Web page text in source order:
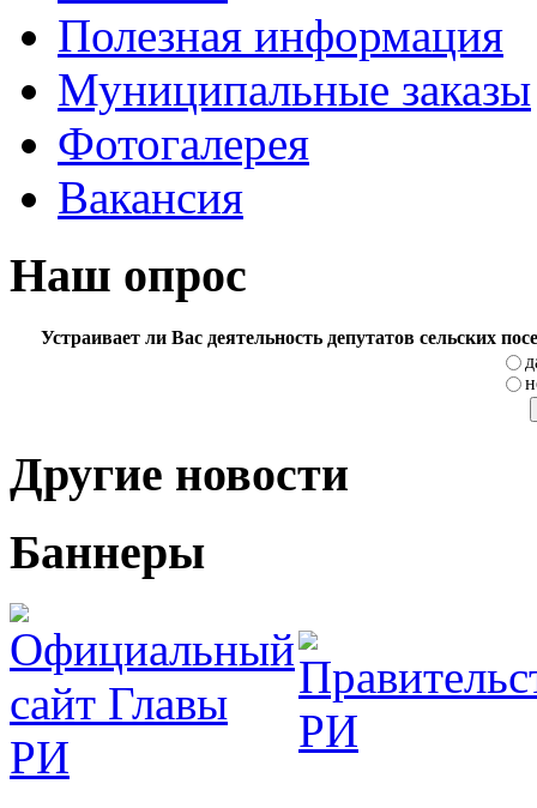
Полезная информация
Муниципальные заказы
Фотогалерея
Вакансия
Наш опрос
Устраивает ли Вас деятельность депутатов сельских
Другие новости
Баннеры